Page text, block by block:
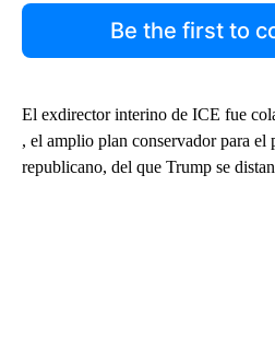
Be the first to
El exdirector interino de ICE fue
, el amplio plan conservador para el
republicano, del que Trump se